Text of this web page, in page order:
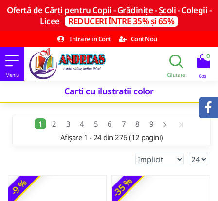
Ofertă de Cărți pentru Copii - Grădinițe - Școli - Colegii -
Licee REDUCERI ÎNTRE 35% și 65%
Intrare in Cont
Cont Nou
0
Carti cu ilustratii color
1 2 3 4 5 6 7 8
9
Afișare 1 - 24 din 276 (12 pagini)
-9 % -35 %